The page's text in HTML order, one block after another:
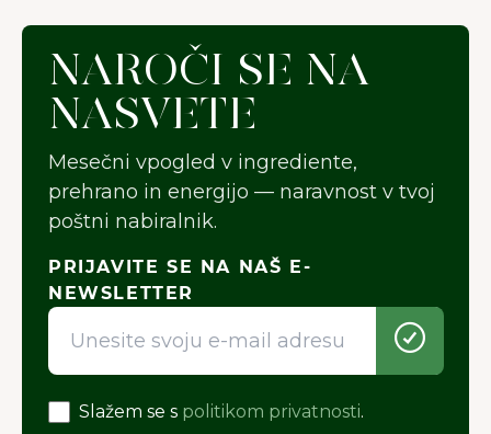
NAROČI SE NA
NASVETE
Mesečni vpogled v ingrediente,
prehrano in energijo — naravnost v tvoj
poštni nabiralnik.
PRIJAVITE SE NA NAŠ E-
NEWSLETTER
Slažem se s politikom privatnosti.
DOBRODOŠLI NA JUNAI.
Naša web stranica koristi kolačiće
kako bi pružila što bolje korisničko
iskustvo.
Više o kolačićima
Prihvati sve
Prihvati neophodne
Preferencije